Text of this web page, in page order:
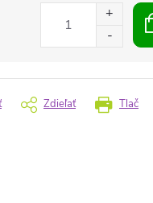
Tlač
Zdieľať